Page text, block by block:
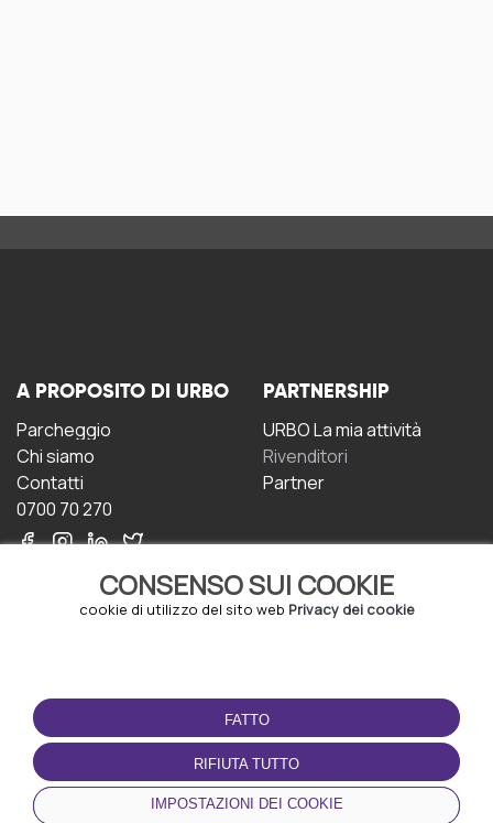
CONSENSO SUI COOKIE
cookie di utilizzo del sito web Privacy dei cookie
FATTO
RIFIUTA TUTTO
IMPOSTAZIONI DEI COOKIE
A PROPOSITO DI URBO
Parcheggio
Chi siamo
Contatti
0700 70 270
PARTNERSHIP
URBO La mia attività
Rivenditori
Partner
CONDIZIONI D'USO
Termini e Condizioni
Politica sulla riservatezza
Gestione dei Cookie
SCARICA L'APP